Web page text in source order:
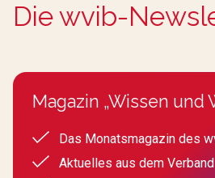
Die wvib-
Magazin „Wissen und
Das Monatsmagazin des
Aktuelles aus dem Verband